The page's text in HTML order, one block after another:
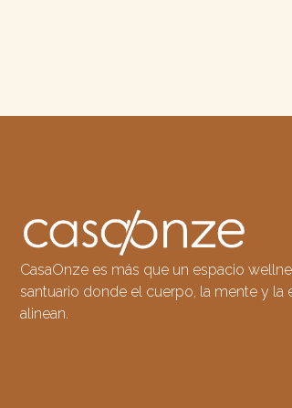
CasaOnze es más que un espacio
santuario donde el cuerpo, la mente y la
alinean.